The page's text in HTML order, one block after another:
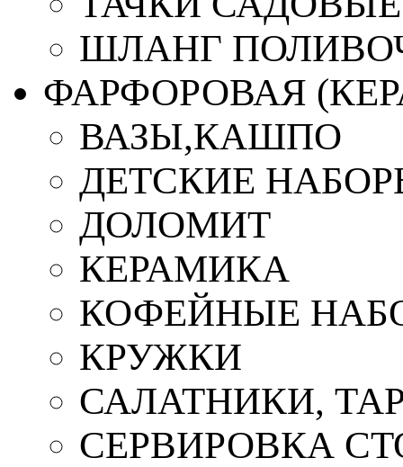
ШЛАНГ
ФАРФОРОВАЯ
ВАЗЫ,КАШПО
ДЕТСКИЕ
ДОЛОМИТ
КЕРАМИКА
КОФЕЙНЫЕ
КРУЖКИ
САЛАТНИКИ,
СЕРВИРОВКА